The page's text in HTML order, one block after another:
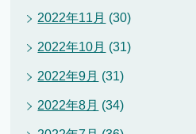
2022年11月 (30)
2022年10月 (31)
2022年9月 (31)
2022年8月 (34)